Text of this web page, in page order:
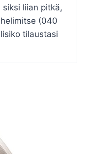
liian pitkä,
(040
tilaustasi